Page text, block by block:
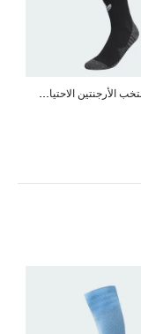
ج
وارب منتخب الأرجنتين الاحتياطي لعام 2026